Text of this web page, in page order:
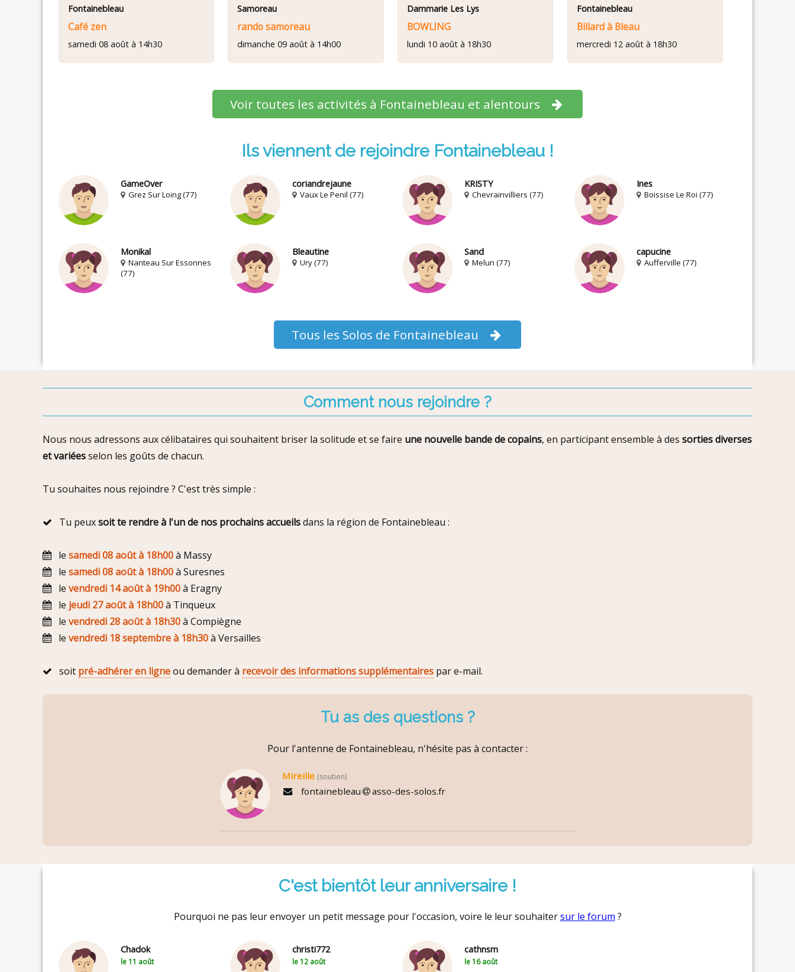
Fontainebleau
Café zen
samedi 08 août à 14h30
Samoreau
rando samoreau
dimanche 09 août à 14h00
Dammarie Les Lys
BOWLING
lundi 10 août à 18h30
Fontainebleau
Billard à Bleau
mercredi 12 août à 18h30
Voir toutes les activités à Fontainebleau et alentours
Ils viennent de rejoindre Fontainebleau !
GameOver
Grez Sur Loing (77)
coriandrejaune
Vaux Le Penil (77)
KRISTY
Chevrainvilliers (77)
Ines
Boissise Le Roi (77)
Monikal
Nanteau Sur Essonnes
(77)
Bleautine
Ury (77)
Sand
Melun (77)
capucine
Aufferville (77)
Tous les Solos de Fontainebleau
Comment nous rejoindre ?
Nous nous adressons aux célibataires qui souhaitent briser la solitude et se faire une nouvelle bande de copains, en participant ensemble à des sorties diverses
et variéesselon les goûts de chacun.
Tu souhaites nous rejoindre ? C'est très simple :
Tu peuxsoit te rendre à l'un de nos prochains accueilsdans la région de Fontainebleau :
le samedi 08 août à 18h00à Massy
le samedi 08 août à 18h00à Suresnes
le vendredi 14 août à 19h00à Eragny
le jeudi 27 août à 18h00à Tinqueux
le vendredi 28 août à 18h30à Compiègne
le vendredi 18 septembre à 18h30à Versailles
soit pré-adhérer en ligneou demander à recevoir des informations supplémentaires par e-mail.
Tu as des questions ?
Pour l'antenne de Fontainebleau, n'hésite pas à contacter :
Mireille (soutien)
fontainebleau asso-des-solos.fr
C'est bientôt leur anniversaire !
Pourquoi ne pas leur envoyer un petit message pour l'occasion, voire le leur souhaitersur le forum ?
Chadok
le 11 août
christi772
le 12 août
cathnsm
le 16 août